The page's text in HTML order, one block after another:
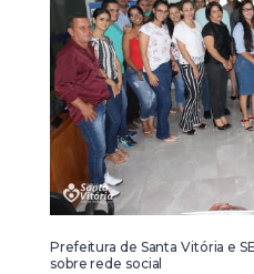
Prefeitura de Santa Vitória e
sobre rede social